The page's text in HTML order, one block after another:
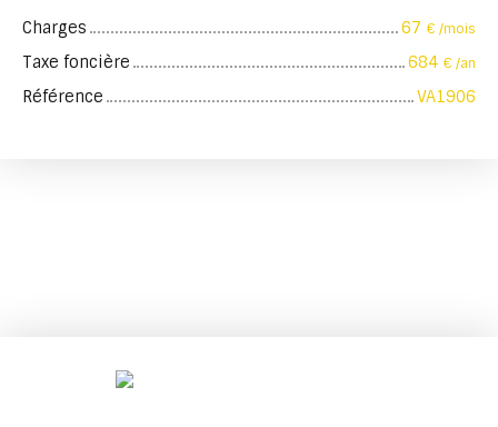
Charges
67 € /mois
Taxe foncière 684 € /an
Référence VA1906